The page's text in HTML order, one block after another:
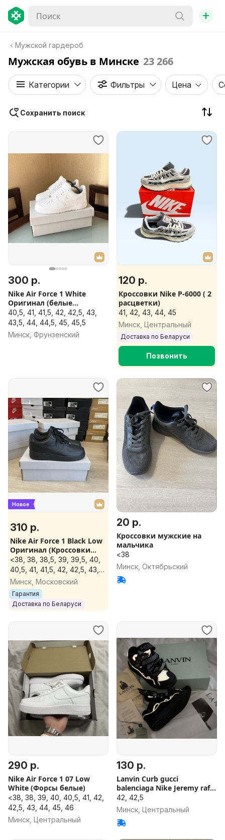
+
Мужской гардероб
Мужская обувь в Минске 23 266
Категории Фильтры Цена
Сохранить поиск
300 р.
Nike Air Force 1 White
Оригинал (белые
кроссовки)
40,5, 41, 41,5, 42, 42,5, 43,
43,5, 44, 44,5, 45, 45,5
Минск, Фрунзенский
120 р.
Кроссовки Nike P-6000 ( 2
расцветки)
41, 42, 43, 44, 45
Минск, Центральный
Доставка по Беларуси
Позвонить
Новое
310 р.
Nike Air Force 1 Black Low
Оригинал (Кроссовки
мужские / женские )
<38, 38, 38,5, 39, 39,5, 40,
40,5, 41, 41,5, 42, 42,5, 43,
43,5, 44, 44,5, 45, 45,5, 46,
46,5
Минск, Московский
Гарантия
Доставка по Беларуси
20 р.
Кроссовки мужские на
мальчика
<38
Минск, Октябрьский
290 р.
Nike Air Force 1 07 Low
White (Форсы белые)
<38, 38, 39, 40, 40,5, 41, 42,
42,5, 43, 44, 45, 46
Минск, Центральный
130 р.
Lanvin Curb gucci
balenciaga Nike Jeremy raf
Y3
42, 42,5
Минск, Центральный